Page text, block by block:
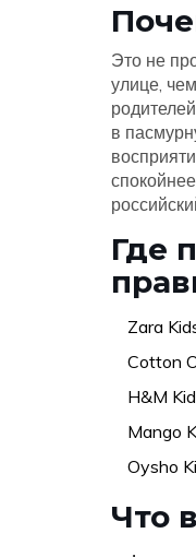
Это не
улице,
в
Где
Zara
Cotton
H&M
Mango
Oysho
Что